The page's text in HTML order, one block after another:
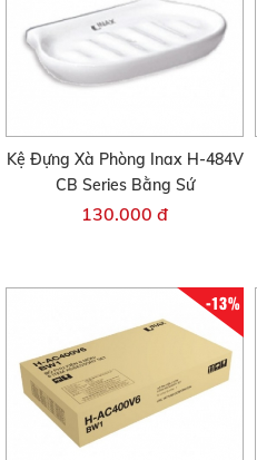
Kệ Đựng Xà Phòng Inax H-484V
CB Series Bằng Sứ
130.000 đ
-13%